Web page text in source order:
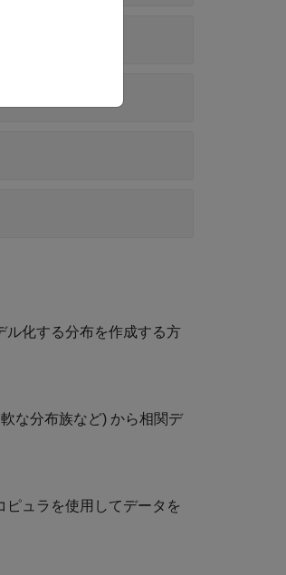
ル化する分布を作成する方
な分布族など) から相関デ
ュラを使用してデータを